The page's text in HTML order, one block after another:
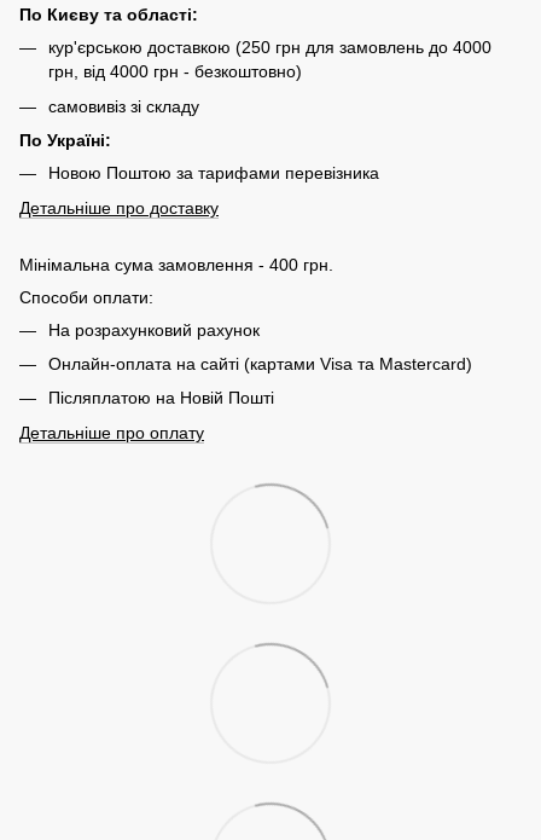
По Києву та області:
кур'єрською доставкою (250 грн для замовлень до 4000
грн, від 4000 грн - безкоштовно)
самовивіз зі складу
По Україні:
Новою Поштою за тарифами перевізника
Детальніше про доставку
Мінімальна сума замовлення - 400 грн.
Способи оплати:
На розрахунковий рахунок
Онлайн-оплата на сайті (картами Visa та Mastercard)
Післяплатою на Новій Пошті
Детальніше про оплату